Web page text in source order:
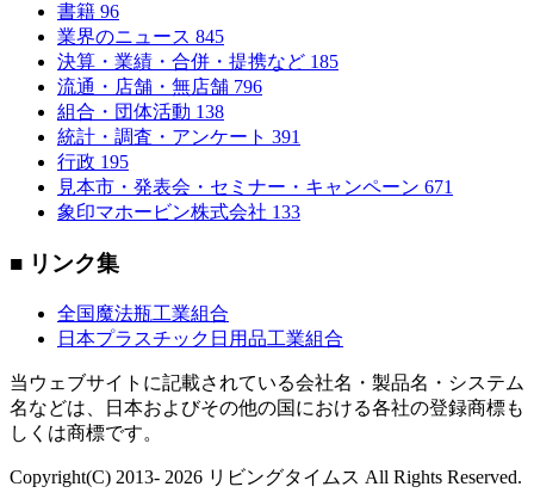
書籍 96
業界のニュース 845
決算・業績・合併・提携など 185
流通・店舗・無店舗 796
組合・団体活動 138
統計・調査・アンケート 391
行政 195
見本市・発表会・セミナー・キャンペーン 671
象印マホービン株式会社 133
■ リンク集
全国魔法瓶工業組合
日本プラスチック日用品工業組合
当ウェブサイトに記載されている会社名・製品名・システム
名などは、日本およびその他の国における各社の登録商標も
しくは商標です。
Copyright(C) 2013- 2026 リビングタイムス All Rights Reserved.